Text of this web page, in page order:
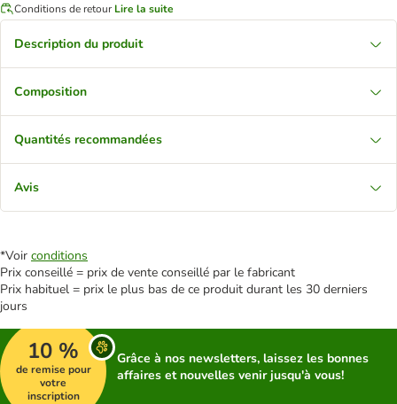
Conditions de retour Lire la suite
Description du produit
Composition
Quantités recommandées
Avis
*Voir conditions
Prix conseillé = prix de vente conseillé par le fabricant
Prix habituel = prix le plus bas de ce produit durant les 30 derniers
jours
10 %
de remise pour
votre
inscription
Grâce à nos newsletters, laissez les bonnes
affaires et nouvelles venir jusqu'à vous!